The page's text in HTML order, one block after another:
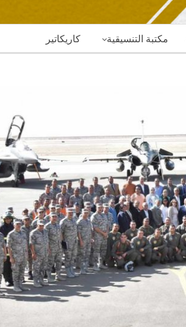
كاريكاتير مكتبة التنسيقية